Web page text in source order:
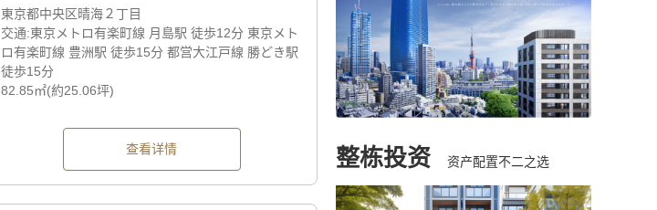
東京都中央区晴海２丁目
交通:東京メトロ有楽町線 月島駅 徒歩12分 東京メト
ロ有楽町線 豊洲駅 徒歩15分 都営大江戸線 勝どき駅
徒歩15分
82.85㎡(約25.06坪)
查看详情 整栋投资 资产配置不二之选